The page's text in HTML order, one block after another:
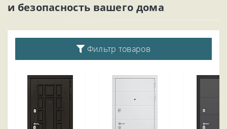
и безопасность вашего дома
Фильтр товаров